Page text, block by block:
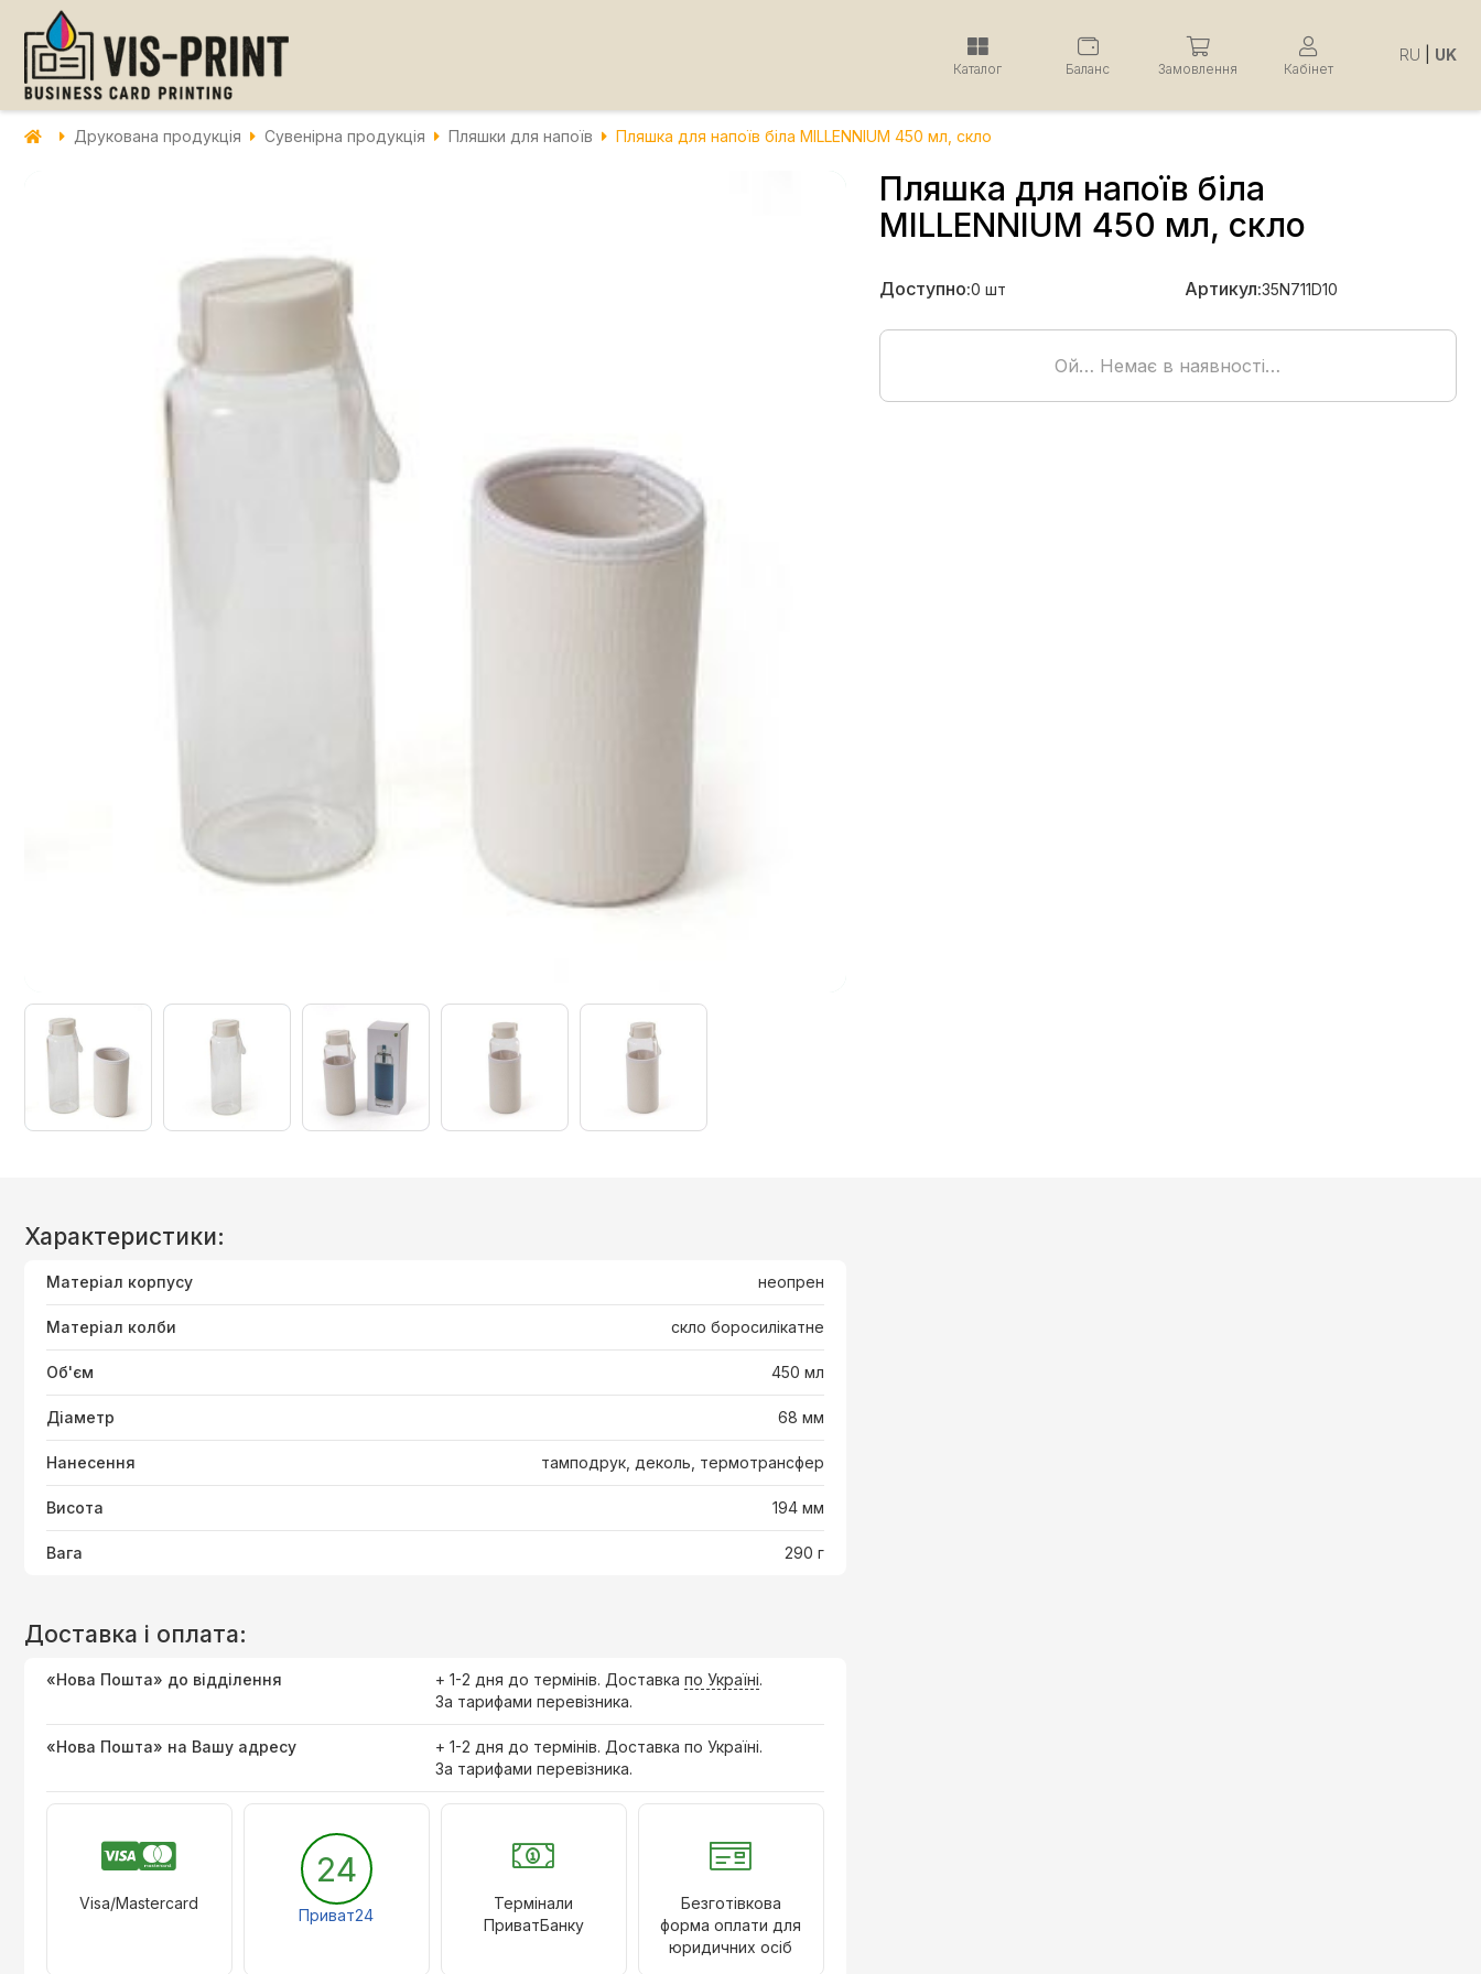
Каталог Баланс Замовлення Кабінет
RU UK
Друкована продукція Сувенірна продукція Пляшки для напоїв Пляшка для напоїв біла MILLENNIUM 450 мл, скло
Пляшка для напоїв біла
MILLENNIUM 450 мл, скло
Доступно:0 шт Артикул:35N711D10
Ой… Немає в наявності…
Характеристики:
Матеріал корпусу неопрен
Матеріал колби скло боросилікатне
Об'єм 450 мл
Діаметр 68 мм
Нанесення тамподрук, деколь, термотрансфер
Висота 194 мм
Вага 290 г
Доставка і оплата:
«Нова Пошта» до відділення + 1-2 дня до термінів. Доставка по Україні.
За тарифами перевізника.
«Нова Пошта» на Вашу адресу
+ 1-2 дня до термінів. Доставка по Україні.
За тарифами перевізника.
Visa/Mastercard
24
Приват24
Термінали
ПриватБанку
Безготівкова
форма оплати для
юридичних осіб